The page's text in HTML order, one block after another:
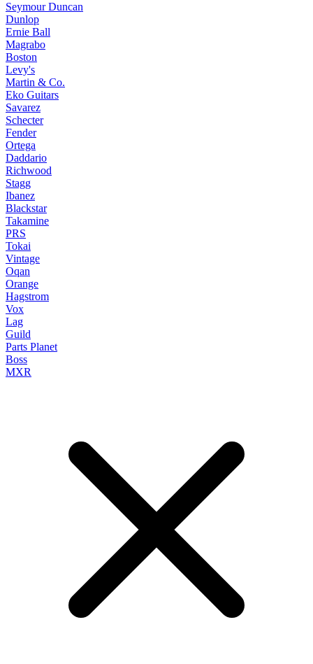
Seymour Duncan
Dunlop
Ernie Ball
Magrabo
Boston
Levy's
Martin & Co.
Eko Guitars
Savarez
Schecter
Fender
Ortega
Daddario
Richwood
Stagg
Ibanez
Blackstar
Takamine
PRS
Tokai
Vintage
Oqan
Orange
Hagstrom
Vox
Lag
Guild
Parts Planet
Boss
MXR